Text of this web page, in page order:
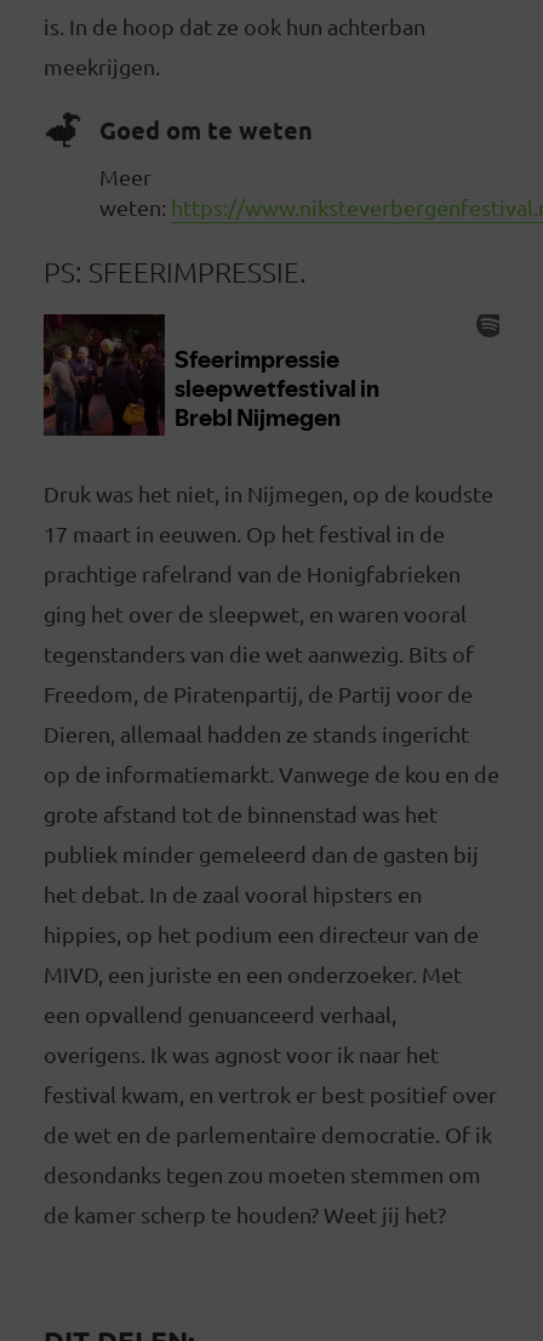
is. In de hoop dat ze ook hun achterban
meekrijgen.
Goed om te weten
Meer
weten: https://
PS: SFEERIMPRESSIE.
Druk was het niet, in Nijmegen, op de koudste
17 maart in eeuwen. Op het festival in de
prachtige rafelrand van de Honigfabrieken
ging het over de sleepwet, en waren vooral
tegenstanders van die wet aanwezig. Bits of
Freedom, de Piratenpartij, de Partij voor de
Dieren, allemaal hadden ze stands ingericht
op de informatiemarkt. Vanwege de kou en de
grote afstand tot de binnenstad was het
publiek minder gemeleerd dan de gasten bij
het debat. In de zaal vooral hipsters en
hippies, op het podium een directeur van de
MIVD, een juriste en een onderzoeker. Met
een opvallend genuanceerd verhaal,
overigens. Ik was agnost voor ik naar het
festival kwam, en vertrok er best positief over
de wet en de parlementaire democratie. Of ik
desondanks tegen zou moeten stemmen om
de kamer scherp te houden? Weet jij het?